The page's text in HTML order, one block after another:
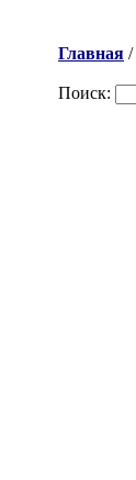
Главная /
Поиск: